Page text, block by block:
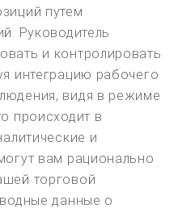
путем
Руководитель
и контролировать
интеграцию рабочего
видя в режиме
происходит в
и
вам рационально
торговой
данные о